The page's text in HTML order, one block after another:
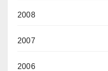
2008
2007
2006